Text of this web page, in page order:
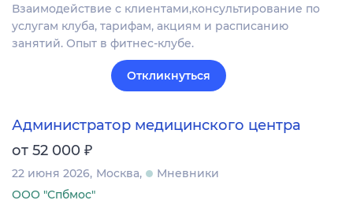
Взаимодействие с клиентами,консультирование по
услугам клуба, тарифам, акциям и расписанию
занятий. Опыт в фитнес-клубе.
Откликнуться
Администратор медицинского центра
от 52 000 ₽
22 июня 2026 Москва
Мневники
ООО "Спбмос"